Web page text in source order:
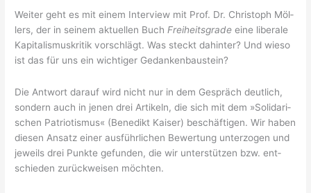
Wei­ter geht es mit einem Inter­view mit Prof. Dr. Chris­toph Möl­
lers, der in sei­nem aktu­el­len Buch Frei­heits­gra­de eine libe­ra­le
Kapi­ta­lis­mus­kri­tik vor­schlägt. Was steckt dahin­ter? Und wie­so
ist das für uns ein wich­ti­ger Gedankenbaustein?
Die Ant­wort dar­auf wird nicht nur in dem Gespräch deut­lich,
son­dern auch in jenen drei Arti­keln, die sich mit dem »Soli­da­ri­
schen Patrio­tis­mus« (Bene­dikt Kai­ser) beschäf­ti­gen. Wir haben
die­sen Ansatz einer aus­führ­li­chen Bewer­tung unter­zo­gen und
jeweils drei Punk­te gefun­den, die wir unter­stüt­zen bzw. ent­
schie­den zurück­wei­sen möchten.